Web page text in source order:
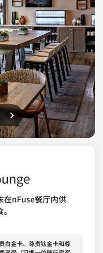
下一页
在nFuse餐厅内供
白金卡、尊贵钛金卡和尊